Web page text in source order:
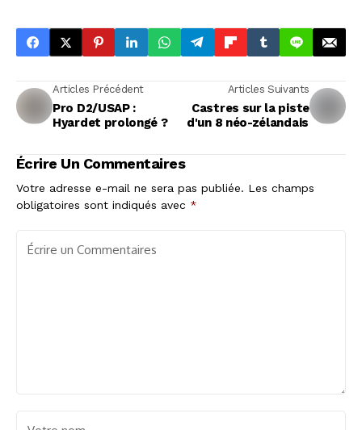
Articles Précédent
Pro D2/USAP :
Hyardet prolongé ?
Articles Suivants
Castres sur la piste
d'un 8 néo-zélandais
Écrire Un Commentaires
Votre adresse e-mail ne sera pas publiée. Les champs
obligatoires sont indiqués avec *